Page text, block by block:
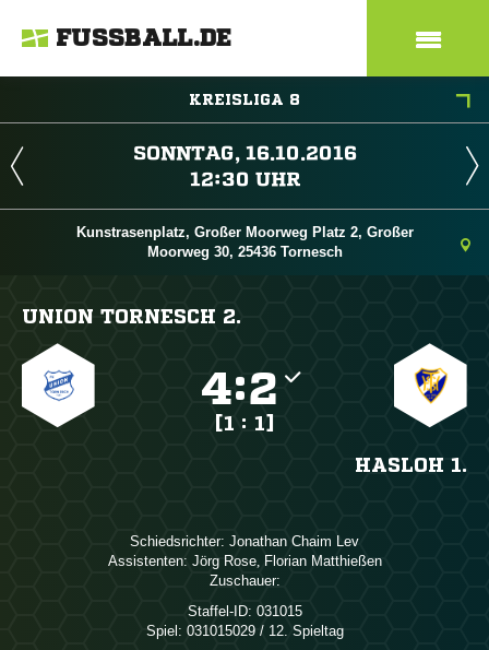
FUSSBALL.DE
KREISLIGA 8
 
 
Kunstrasenplatz, Großer Moorweg Platz 2, Großer
Moorweg 30, 25436 Tornesch
UNION TORNESCH 2.
:
[1 : 1]
HASLOH 1.
Schiedsrichter:   
Assistenten:  ,  
Zuschauer:
Staffel-ID: 031015
Spiel: 031015029 / 12. Spieltag